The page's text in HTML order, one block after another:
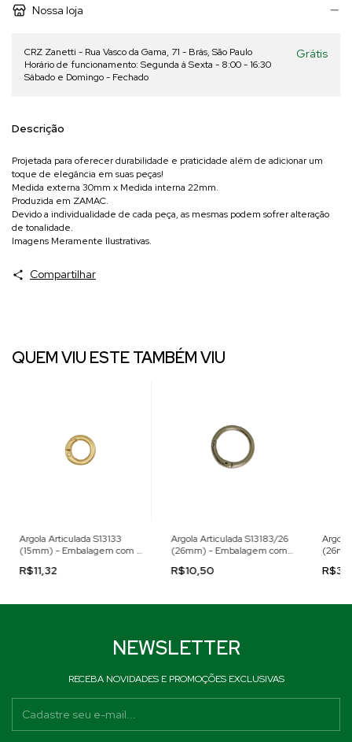
Nossa loja
CRZ Zanetti - Rua Vasco da Gama, 71 - Brás, São Paulo
Horário de funcionamento: Segunda á Sexta - 8:00 - 16:30
Sábado e Domingo - Fechado
Grátis
Descrição
Projetada para oferecer durabilidade e praticidade além de adicionar um
toque de elegância em suas peças!
Medida externa 30mm x Medida interna 22mm.
Produzida em ZAMAC.
Devido a individualidade de cada peça, as mesmas podem sofrer alteração
de tonalidade.
Imagens Meramente Ilustrativas.
Compartilhar
QUEM VIU ESTE TAMBÉM VIU
Argola Articulada S13133
(15mm) - Embalagem com 4
R$11,32
Argola Articulada S13183/26
(26mm) - Embalagem com
R$10,50
Argola
NEWSLETTER
RECEBA NOVIDADES E PROMOÇÕES EXCLUSIVAS